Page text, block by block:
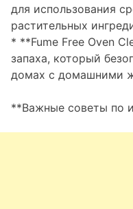
для использования
растительных
* **Fume Free Oven
запаха, который
домах с домашними
**Важные советы по